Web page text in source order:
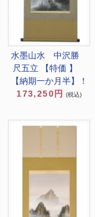
水墨山水 中沢勝
尺五立 【特価 】
【納期一か月半】！
173,250円
(税込)